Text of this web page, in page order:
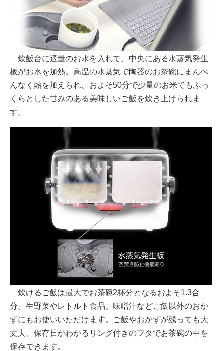
炊飯台に適量のお水を入れて、中央にある水蒸気発生
板がお水を加熱。高温の水蒸気で陶器のお茶碗にまんべ
んなく熱を加えられ、およそ50分で少量のお米でもふっ
くらとした甘みのある美味しいご飯を炊き上げられま
す。
炊けるご飯は最大でお茶碗2杯分となるおよそ1.3合
分。生野菜やレトルト食品、味噌汁などご飯以外のおか
ずにもお使いいただけます。ご飯やおかずが残っても大
丈夫、保存日がわかるリング付きのフタでお茶碗の中を
保存できます。